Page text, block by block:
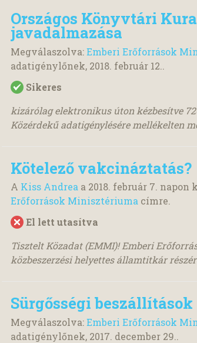
Országos Könyvtári
javadalmazása
Megválaszolva:Emberi Erőforrások
adatigénylőnek, 2018. február 12..
Sikeres
kizárólag elektronikus úton kézbesítve
Közérdekű adatigénylésére mellékelten
Kötelező vakcináztatás?
A Kiss Andrea a 2018. február 7. napon
Erőforrások Minisztériuma címre.
El lett utasítva
Tisztelt Közadat (EMMI)! Emberi
közbeszerzési helyettes államtitkár
Sürgősségi beszállítások
Megválaszolva:Emberi Erőforrások
adatigénylőnek, 2017. december 29..